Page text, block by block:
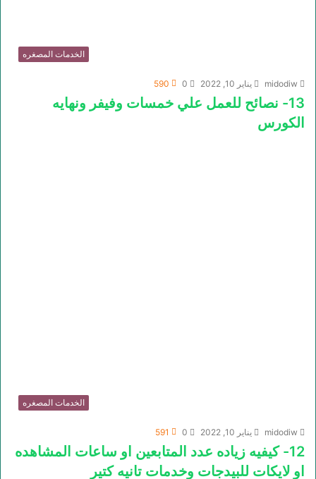
الخدمات المصغره
midodiw يناير 10, 2022 0
590
13- نصائح للعمل علي خمسات وفيفر ونهايه
الكورس
الخدمات المصغره
midodiw يناير 10, 2022 0
591
12- كيفيه زياده عدد المتابعين او ساعات المشاهده
او لايكات للبيدجات وخدمات تانيه كتير